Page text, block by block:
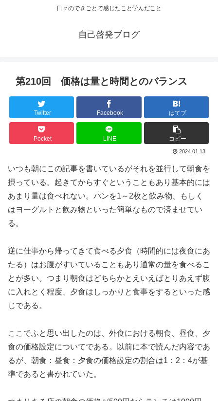
日々のできごとで感じたこと学んだこと
自己啓発ブログ
第210回 価格は量と時間とのバランス
Twitter Facebook はてブ
Pocket LINE コピー
2024.01.13
いつも朝にこの記事を書いているがそれを並行して朝食を
摂っている。起きてからすぐということもあり基本的には
あまり量は食べれない。パンを1～2枚と飲み物、もしく
はヨーグルトと飲み物といった簡単なもので済ませてい
る。
逆に仕事から帰ってきて食べる夕食（時間的には夜食にあ
たる）はお腹がすいていることもあり通常の量を食べるこ
とが多い。つまり朝食はどちらかとえいえばとりあえず腹
に入れとく程度、夕食はしっかりと食事をするといった感
じである。
ここでふと思い出したのは、外食における朝食、昼食、夕
食の価格設定についてである。以前に本で読んだ内容であ
るが、朝食：昼食：夕食の価格設定の割合は1：2：4が基
準であると書かれていた。